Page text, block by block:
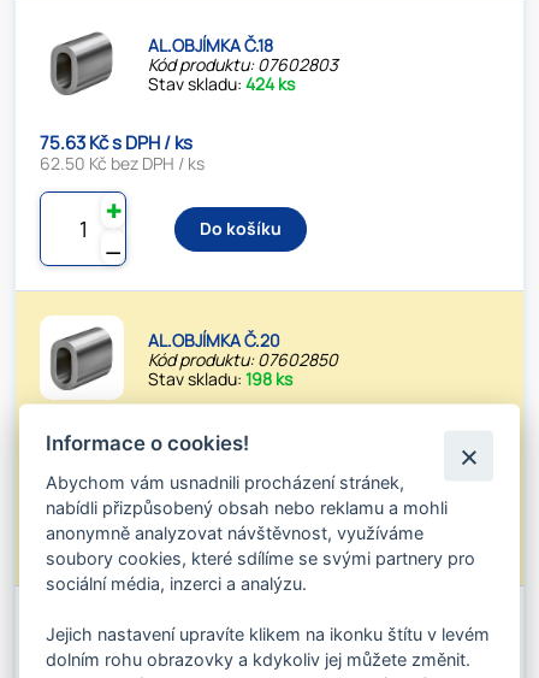
AL.OBJÍMKA Č.18
Kód produktu: 07602803
Stav skladu:424 ks
75.63 Kč s DPH / ks
62.50 Kč bez DPH / ks
⚊
✚
Do košíku
AL.OBJÍMKA Č.20
Kód produktu: 07602850
Stav skladu:198 ks
102.85 Kč s DPH / ks
85.00 Kč bez DPH / ks
⚊
✚
Do košíku
AL.OBJÍMKA Č.22
Kód produktu: 07602902
Informace o cookies!
Abychom vám usnadnili procházení stránek,
nabídli přizpůsobený obsah nebo reklamu a mohli
anonymně analyzovat návštěvnost, využíváme
soubory cookies, které sdílíme se svými partnery pro
sociální média, inzerci a analýzu.
Jejich nastavení upravíte klikem na ikonku štítu v levém
dolním rohu obrazovky a kdykoliv jej můžete změnit.